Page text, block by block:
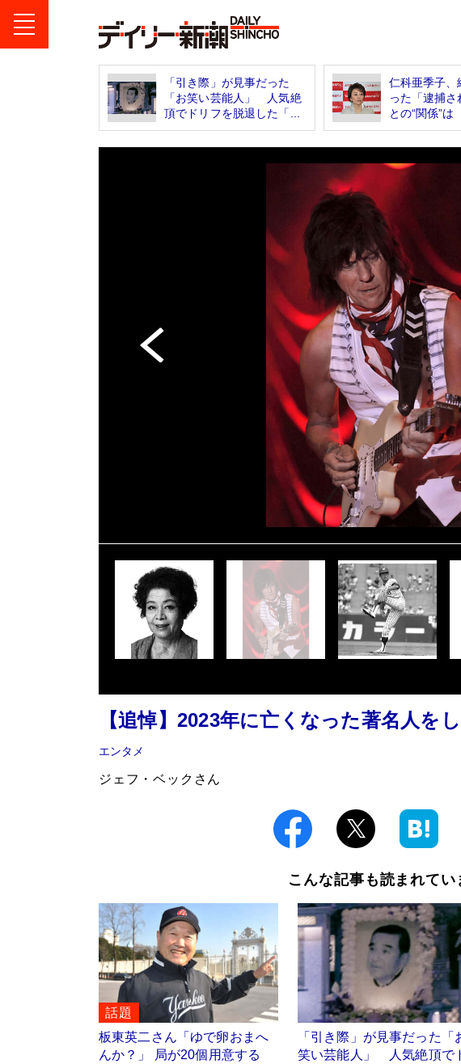
「引き際」が見事だった
「お笑い芸能人」 人気絶
頂でドリフを脱退した「...
仁科亜季子、
った「逮捕さ
との“関係”は
【追悼】2023年に亡くなった著名人を
エンタメ
ジェフ・ベックさん
こんな記事も読まれてい
話題
板東英二さん「ゆで卵おまへ
んか？」 局が20個用意する
「引き際」が見事だった「
笑い芸能人」 人気絶頂で